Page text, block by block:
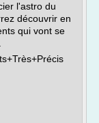
l'astro du
découvrir en
qui vont se